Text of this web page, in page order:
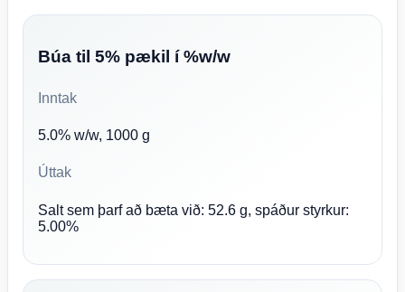
Búa til 5% pækil í %w/w
Inntak
5.0% w/w, 1000 g
Úttak
Salt sem þarf að bæta við: 52.6 g, spáður styrkur:
5.00%